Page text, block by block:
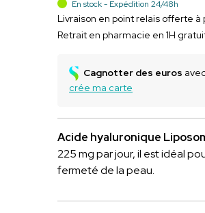
En stock - Expédition 24/48h
Livraison en point relais offerte
Retrait en pharmacie en 1H
Cagnotter des euros
crée ma carte
Acide hyaluronique
225 mg par jour, il est idéal
fermeté de la peau.